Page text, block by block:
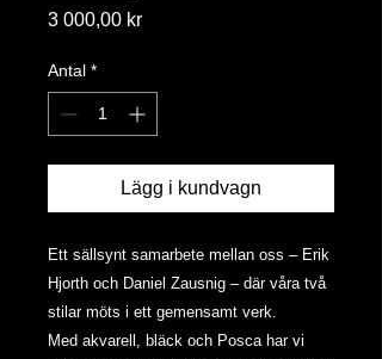
3 000,00 krPris
Antal *
Lägg i kundvagn
Ett sällsynt samarbete mellan oss – Erik
Hjorth och Daniel Zausnig – där våra två
stilar möts i ett gemensamt verk.
Med akvarell, bläck och Posca har vi